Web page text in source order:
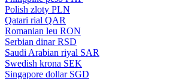
Polish zloty PLN
Qatari rial QAR
Romanian leu RON
Serbian dinar RSD
Saudi Arabian riyal SAR
Swedish krona SEK
Singapore dollar SGD